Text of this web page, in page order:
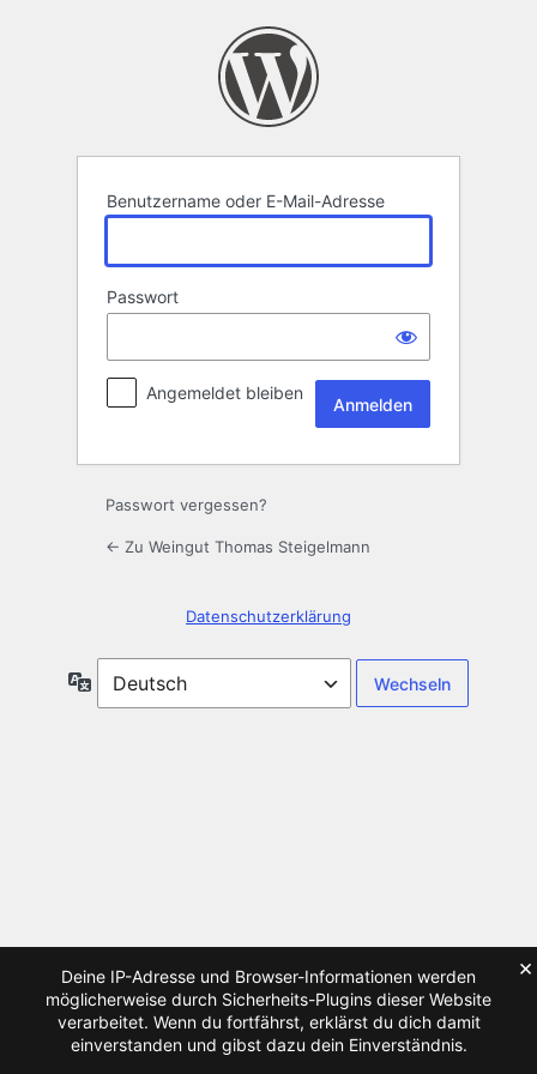
Benutzername oder E-Mail-Adresse
Passwort
Angemeldet bleiben
Passwort vergessen?
← Zu Weingut Thomas Steigelmann
Datenschutzerklärung
Sprache
Deine IP-Adresse und Browser-Informationen werden
möglicherweise durch Sicherheits-Plugins dieser Website
verarbeitet. Wenn du fortfährst, erklärst du dich damit
einverstanden und gibst dazu dein Einverständnis.
×